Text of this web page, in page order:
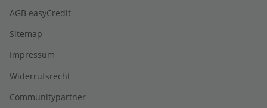
AGB easyCredit
Sitemap
Impressum
Widerrufsrecht
Communitypartner